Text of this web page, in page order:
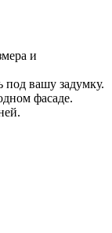
и
под вашу задумку.
фасаде.